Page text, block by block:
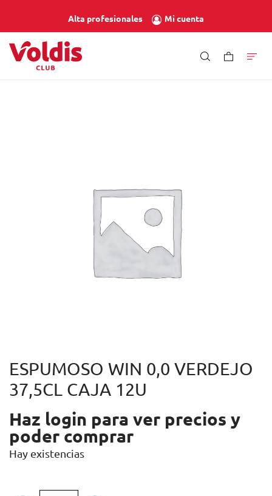
Alta profesionales Mi cuenta
ESPUMOSO WIN 0,0 VERDEJO
37,5CL CAJA 12U
Haz login para ver precios y
poder comprar
Hay existencias